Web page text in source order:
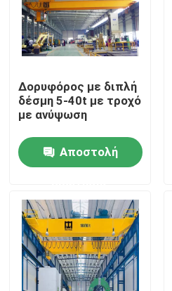
Αρχική Σελίδα
Προϊόντα
Σχετικά με εμάς
Γύρος εργοστασίων
Δορυφόρος με διπλή
δέσμη 5-40t με τροχό
με ανύψωση
Αποστολή